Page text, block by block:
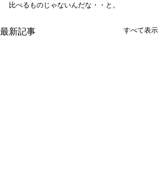
比べるものじゃないんだな・・と。
最新記事 すべて表示